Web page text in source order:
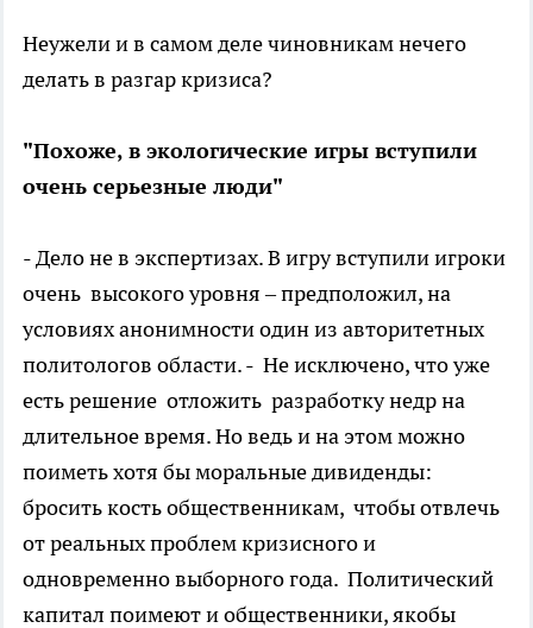
Неужели и в самом деле чиновникам нечего
делать в разгар кризиса?
"Похоже, в экологические игры вступили
очень серьезные люди"
- Дело не в экспертизах. В игру вступили игроки
очень высокого уровня – предположил, на
условиях анонимности один из авторитетных
политологов области. - Не исключено, что уже
есть решение отложить разработку недр на
длительное время. Но ведь и на этом можно
поиметь хотя бы моральные дивиденды:
бросить кость общественникам, чтобы отвлечь
от реальных проблем кризисного и
одновременно выборного года. Политический
капитал поимеют и общественники, якобы